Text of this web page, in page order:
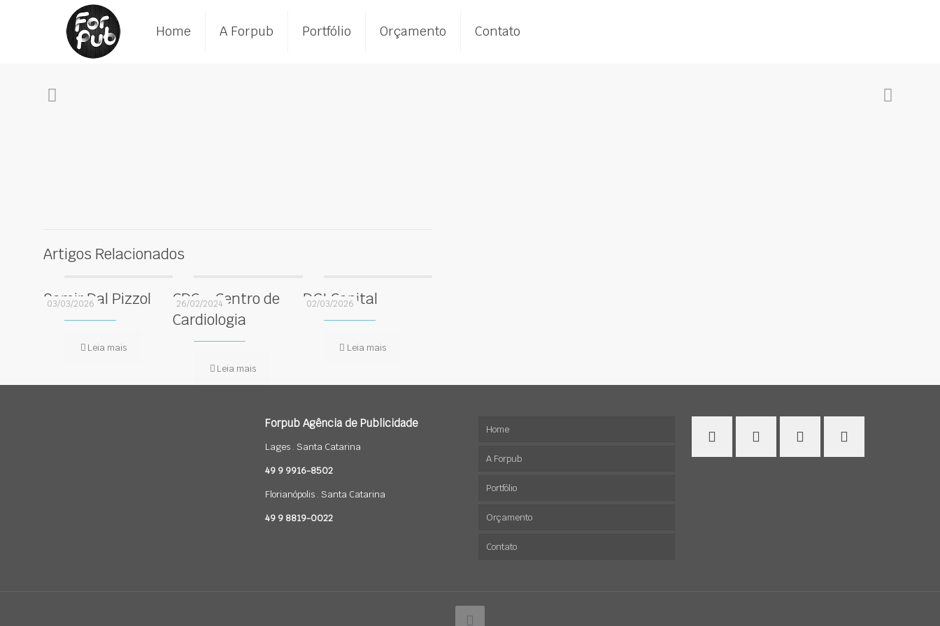
Home A Forpub Portfólio Orçamento Contato
Artigos Relacionados
03/03/2026
Samir Dal Pizzol
Leia mais
26/02/2024
CDC – Centro de
Cardiologia
Leia mais
02/03/2026
DGI Capital
Leia mais
Forpub Agência de Publicidade
Lages . Santa Catarina
49 9 9916-8502
Florianópolis . Santa Catarina
49 9 8819-0022
Home
A Forpub
Portfólio
Marcas
Sites
Orçamento
Contato